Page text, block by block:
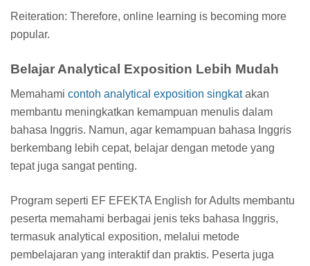
Reiteration: Therefore, online learning is becoming more
popular.
Belajar Analytical Exposition Lebih Mudah
Memahami contoh analytical exposition singkatakan
membantu meningkatkan kemampuan menulis dalam
bahasa Inggris. Namun, agar kemampuan bahasa Inggris
berkembang lebih cepat, belajar dengan metode yang
tepat juga sangat penting.
Program seperti EF EFEKTA English for Adults membantu
peserta memahami berbagai jenis teks bahasa Inggris,
termasuk analytical exposition, melalui metode
pembelajaran yang interaktif dan praktis. Peserta juga